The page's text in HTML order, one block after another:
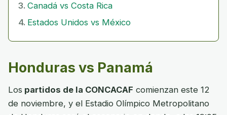
Canadá vs Costa Rica
Estados Unidos vs México
Honduras vs Panamá
Los partidos de la CONCACAF comienzan este 12
de noviembre, y el Estadio Olímpico Metropolitano